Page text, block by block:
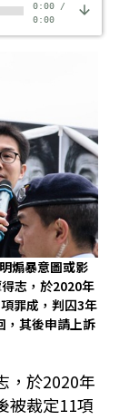
0:00/
0:00
煽暴意圖或影
志，於2020年
罪成，判囚3年
，其後申請上訴
，於2020年
被裁定11項